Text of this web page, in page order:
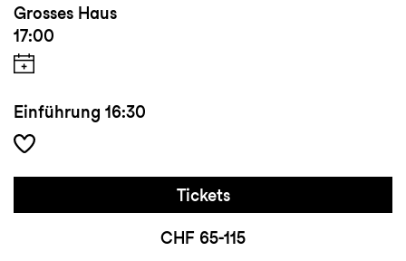
Grosses Haus
17:00
Einführung 16:30
Tickets
CHF 65-115